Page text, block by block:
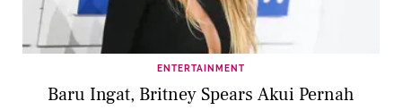
ENTERTAINMENT
Baru Ingat, Britney Spears Akui Pernah